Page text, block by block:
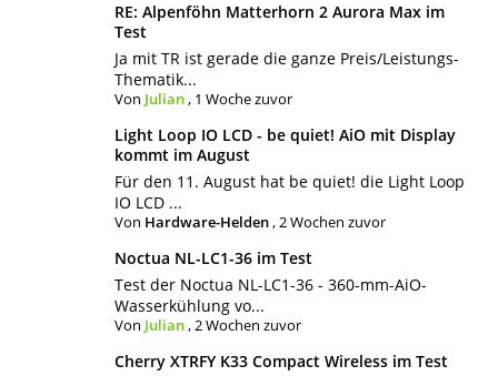
RE: Alpenföhn Matterhorn 2 Aurora Max im
Test
Ja mit TR ist gerade die ganze Preis/Leistungs-
Thematik...
Von Julian, 1 Woche zuvor
Light Loop IO LCD - be quiet! AiO mit Display
kommt im August
Für den 11. August hat be quiet! die Light Loop
IO LCD ...
Von Hardware-Helden,2 Wochen zuvor
Noctua NL-LC1-36 im Test
Test der Noctua NL-LC1-36 - 360-mm-AiO-
Wasserkühlung vo...
Von Julian,2 Wochen zuvor
Cherry XTRFY K33 Compact Wireless im Test